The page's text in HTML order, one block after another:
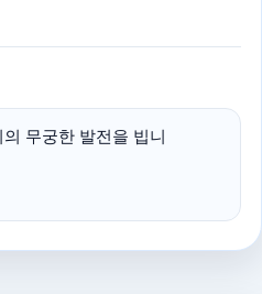
무궁한 발전을 빕니